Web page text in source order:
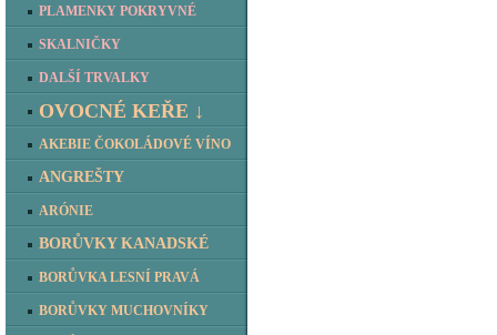
PLAMENKY POKRYVNÉ
SKALNIČKY
DALŠÍ TRVALKY
OVOCNÉ KEŘE ↓
AKEBIE ČOKOLÁDOVÉ VÍNO
ANGREŠTY
ARÓNIE
BORŮVKY KANADSKÉ
BORŮVKA LESNÍ PRAVÁ
BORŮVKY MUCHOVNÍKY